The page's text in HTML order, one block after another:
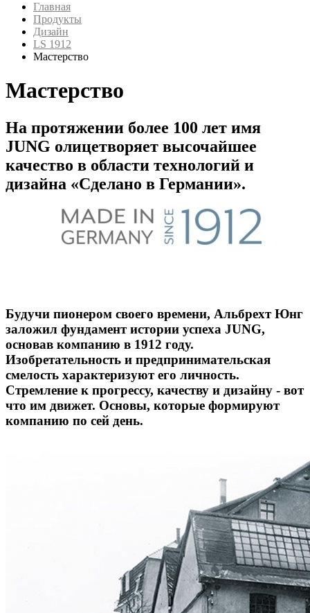
Главная
Продукты
Дизайн
LS 1912
Мастерство
Мастерство
На протяжении более 100 лет имя
JUNG олицетворяет высочайшее
качество в области технологий и
дизайна «Сделано в Германии».
Будучи пионером своего времени, Альбрехт Юнг
заложил фундамент истории успеха JUNG,
основав компанию в 1912 году.
Изобретательность и предпринимательская
смелость характеризуют его личность.
Стремление к прогрессу, качеству и дизайну - вот
что им движет. Основы, которые формируют
компанию по сей день.